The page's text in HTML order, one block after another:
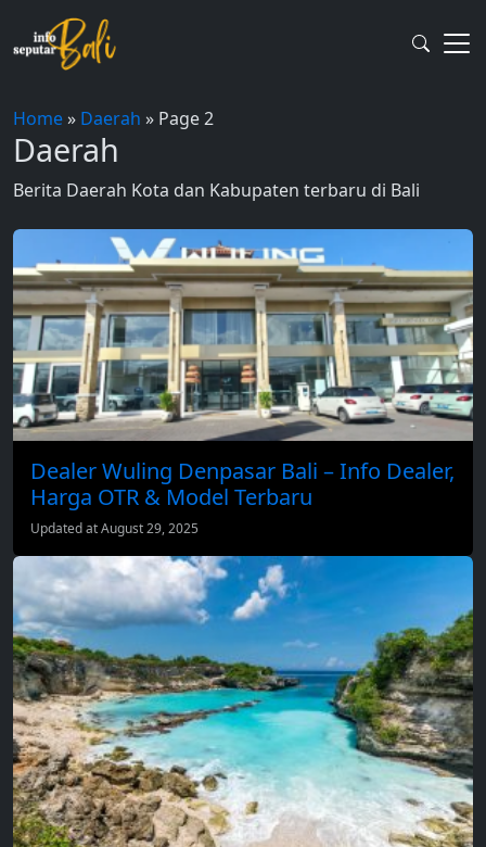
content
Home» Daerah » Page 2
Daerah
Berita Daerah Kota dan Kabupaten terbaru di Bali
Dealer Wuling Denpasar Bali – Info Dealer,
Harga OTR & Model Terbaru
Updated at August 29, 2025